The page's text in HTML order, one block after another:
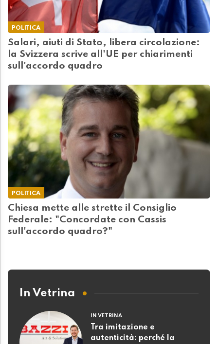
POLITICA
Salari, aiuti di Stato, libera circolazione:
la Svizzera scrive all'UE per chiarimenti
sull'accordo quadro
POLITICA
Chiesa mette alle strette il Consiglio
Federale: "Concordate con Cassis
sull'accordo quadro?"
In Vetrina
IN VETRINA
Tra imitazione e
autenticità: perché la